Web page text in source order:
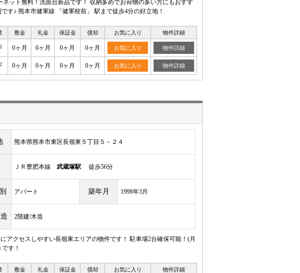
ット無料！洗面台新品です！ 収納多めでお荷物の多い方にもおすす
す♪ 熊本市健軍線 「健軍校前」 駅まで徒歩4分の好立地！
敷金 礼金 保証金 償却 お気に入り 物件詳細
2 0ヶ月 0ヶ月 0ヶ月 0ヶ月 お気に入り 物件詳細
2 0ヶ月 0ヶ月 0ヶ月 0ヶ月 お気に入り 物件詳細
熊本県熊本市東区長嶺東５丁目５－２４
ＪＲ豊肥本線 武蔵塚駅 徒歩56分
アパート 築年月 1998年3月
2階建/木造
アクセスしやすい長嶺東エリアの物件です！ 駐車場2台確保可能！(月
す！
敷金 礼金 保証金 償却 お気に入り 物件詳細